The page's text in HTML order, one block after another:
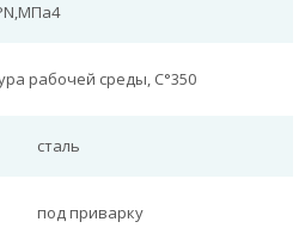
4
рабочей среды, С°350
сталь
под приварку